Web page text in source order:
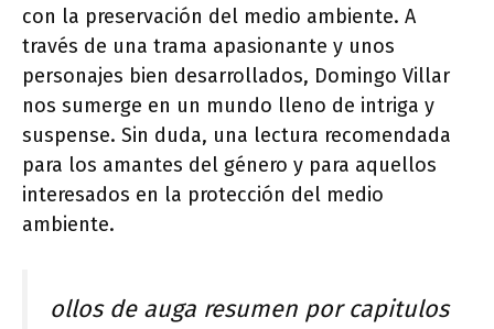
con la preservación del medio ambiente. A
través de una trama apasionante y unos
personajes bien desarrollados, Domingo Villar
nos sumerge en un mundo lleno de intriga y
suspense. Sin duda, una lectura recomendada
para los amantes del género y para aquellos
interesados en la protección del medio
ambiente.
ollos de auga resumen por capitulos